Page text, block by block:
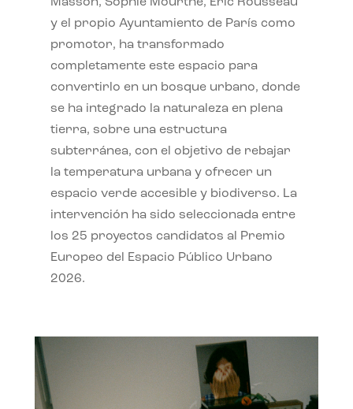
Masson, Sophie Mourthe, Eric Rousseau
y el propio Ayuntamiento de París como
promotor, ha transformado
completamente este espacio para
convertirlo en un bosque urbano, donde
se ha integrado la naturaleza en plena
tierra, sobre una estructura
subterránea, con el objetivo de rebajar
la temperatura urbana y ofrecer un
espacio verde accesible y biodiverso. La
intervención ha sido seleccionada entre
los 25 proyectos candidatos al Premio
Europeo del Espacio Público Urbano
2026.